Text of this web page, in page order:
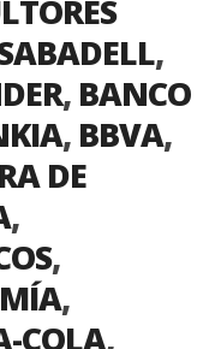
,
, BANCO
, BBVA,
DE
,
,
,
COLA,